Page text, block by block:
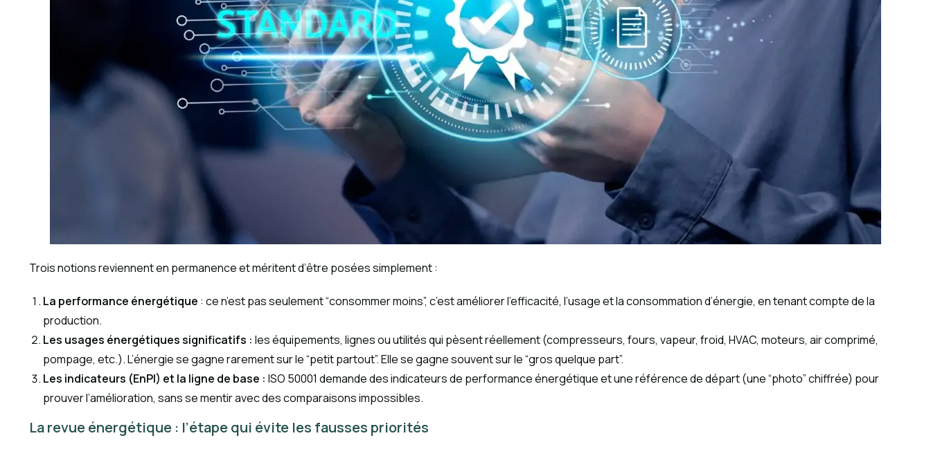
Trois notions reviennent en permanence et méritent d’être posées simplement :
La performance énergétique : ce n’est pas seulement “consommer moins”, c’est améliorer l’efficacité, l’usage et la consommation d’énergie, en tenant compte de la
production.
Les usages énergétiques significatifs : les équipements, lignes ou utilités qui pèsent réellement (compresseurs, fours, vapeur, froid, HVAC, moteurs, air comprimé,
pompage, etc.). L’énergie se gagne rarement sur le “petit partout”. Elle se gagne souvent sur le “gros quelque part”.
Les indicateurs (EnPI) et la ligne de base : ISO 50001 demande des indicateurs de performance énergétique et une référence de départ (une “photo” chiffrée) pour
prouver l’amélioration, sans se mentir avec des comparaisons impossibles.
La revue énergétique : l’étape qui évite les fausses priorités